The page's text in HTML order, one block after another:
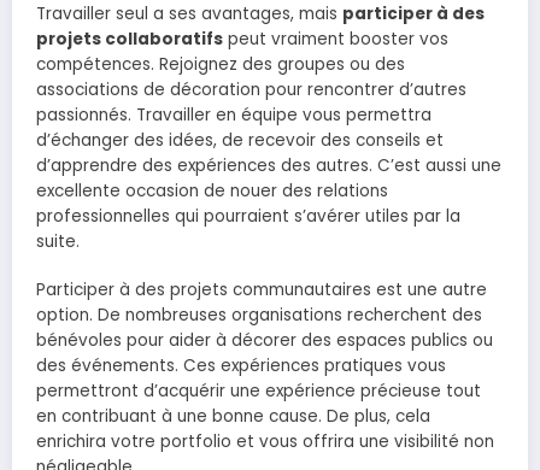
Travailler seul a ses avantages, mais participer à des
projets collaboratifs peut vraiment booster vos
compétences. Rejoignez des groupes ou des
associations de décoration pour rencontrer d’autres
passionnés. Travailler en équipe vous permettra
d’échanger des idées, de recevoir des conseils et
d’apprendre des expériences des autres. C’est aussi une
excellente occasion de nouer des relations
professionnelles qui pourraient s’avérer utiles par la
suite.
Participer à des projets communautaires est une autre
option. De nombreuses organisations recherchent des
bénévoles pour aider à décorer des espaces publics ou
des événements. Ces expériences pratiques vous
permettront d’acquérir une expérience précieuse tout
en contribuant à une bonne cause. De plus, cela
enrichira votre portfolio et vous offrira une visibilité non